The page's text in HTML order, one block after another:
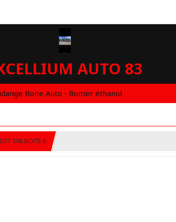
AUTO 83
Boite Auto - Boitier éthanol
508 BOITE 6